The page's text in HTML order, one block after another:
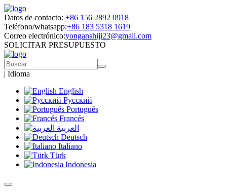
Datos de contacto: +86 156 2892 0918
Teléfono/whatsapp:+86 183 5318 1619
Correo electrónico:yonganshiji23@gmail.com
SOLICITAR PRESUPUESTO
| Idioma
English
Русский
Português
Francés
العربية
Deutsch
Italiano
Türk
Indonesia